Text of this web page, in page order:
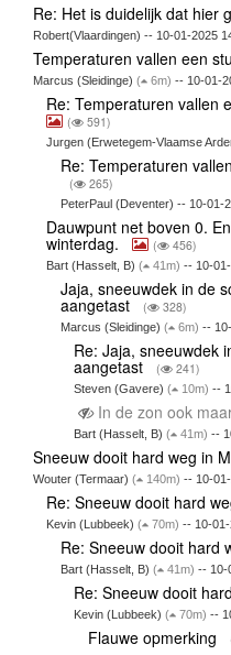
Re: Het is duidelijk dat hier
Robert(Vlaardingen) -- 10-01-2025
Temperaturen vallen een
Marcus (Sleidinge) ( 6m) -- 10-01-
Re: Temperaturen vallen
( 591)
Jurgen (Erwetegem-Vlaamse
Re: Temperaturen
( 265)
PeterPaul (Deventer) -- 10-01-
Dauwpunt net boven 0.
winterdag. ( 456)
Bart (Hasselt, B)( 41m) -- 10-
Jaja, sneeuwdek in de
aangetast ( 328)
Marcus (Sleidinge) ( 6m) --
Re: Jaja, sneeuwdek
aangetast ( 241)
Steven (Gavere)( 10m) --
In de zon ook
Bart (Hasselt, B)( 41m) --
Sneeuw dooit hard weg in
Wouter (Termaar) ( 140m) -- 10-
Re: Sneeuw dooit hard
Kevin (Lubbeek)( 70m) -- 10-
Re: Sneeuw dooit hard
Bart (Hasselt, B) ( 41m) -- 10-
Re: Sneeuw dooit
Kevin (Lubbeek)( 70m) --
Flauwe opmerking